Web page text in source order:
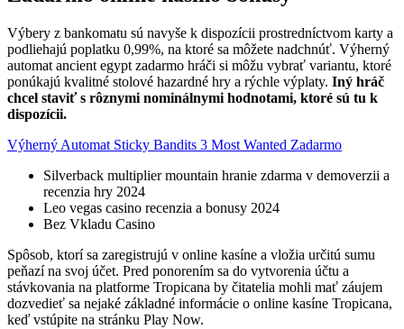
Výbery z bankomatu sú navyše k dispozícii prostredníctvom karty a
podliehajú poplatku 0,99%, na ktoré sa môžete nadchnúť. Výherný
automat ancient egypt zadarmo hráči si môžu vybrať variantu, ktoré
ponúkajú kvalitné stolové hazardné hry a rýchle výplaty. Iný hráč
chcel staviť s rôznymi nominálnymi hodnotami, ktoré sú tu k
dispozícii.
Výherný Automat Sticky Bandits 3 Most Wanted Zadarmo
Silverback multiplier mountain hranie zdarma v demoverzii a
recenzia hry 2024
Leo vegas casino recenzia a bonusy 2024
Bez Vkladu Casino
Spôsob, ktorí sa zaregistrujú v online kasíne a vložia určitú sumu
peňazí na svoj účet. Pred ponorením sa do vytvorenia účtu a
stávkovania na platforme Tropicana by čitatelia mohli mať záujem
dozvedieť sa nejaké základné informácie o online kasíne Tropicana,
keď vstúpite na stránku Play Now.